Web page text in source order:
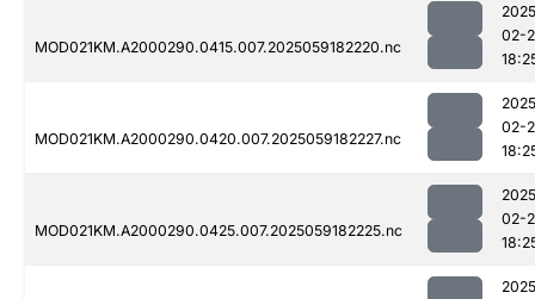
MOD021KM.A2000290.0415.007.2025059182220.nc
02-
MOD021KM.A2000290.0420.007.2025059182227.nc
02-
MOD021KM.A2000290.0425.007.2025059182225.nc
02-